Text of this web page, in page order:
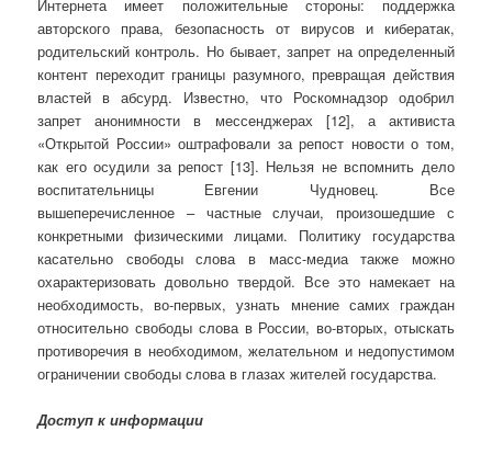
Интернета имеет положительные стороны: поддержка
авторского права, безопасность от вирусов и кибератак,
родительский контроль. Но бывает, запрет на определенный
контент переходит границы разумного, превращая действия
властей в абсурд. Известно, что Роскомнадзор одобрил
запрет анонимности в мессенджерах [12], а активиста
«Открытой России» оштрафовали за репост новости о том,
как его осудили за репост [13]. Нельзя не вспомнить дело
воспитательницы Евгении Чудновец. Все
вышеперечисленное – частные случаи, произошедшие с
конкретными физическими лицами. Политику государства
касательно свободы слова в масс-медиа также можно
охарактеризовать довольно твердой. Все это намекает на
необходимость, во-первых, узнать мнение самих граждан
относительно свободы слова в России, во-вторых, отыскать
противоречия в необходимом, желательном и недопустимом
ограничении свободы слова в глазах жителей государства.
Доступ к информации